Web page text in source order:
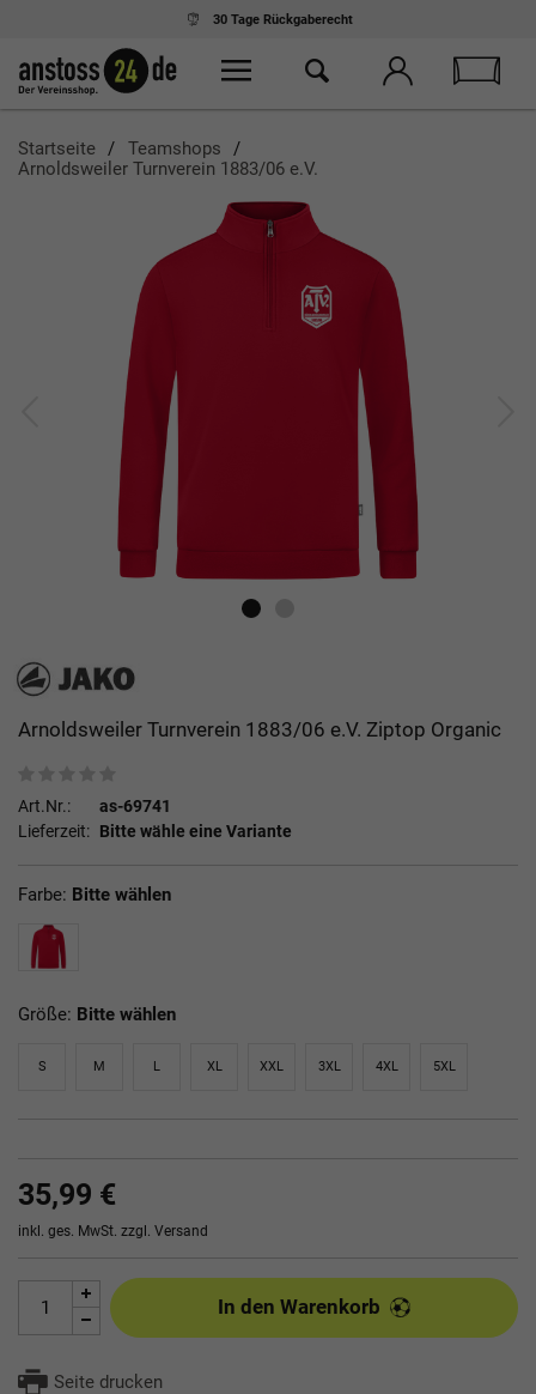
30 Tage Rückgaberecht
Startseite
Teamshops
Arnoldsweiler Turnverein 1883/06 e.V.
Arnoldsweiler Turnverein 1883/06 e.V. Ziptop Organic
Art.Nr.:
as-69741
Lieferzeit: Bitte wähle eine Variante
Farbe: Bitte wählen
Größe: Bitte wählen
S M L XL XXL 3XL 4XL 5XL
35,99 €
inkl. ges. MwSt. zzgl. Versand
In den Warenkorb
Seite drucken